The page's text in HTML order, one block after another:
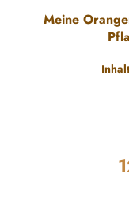
Meine